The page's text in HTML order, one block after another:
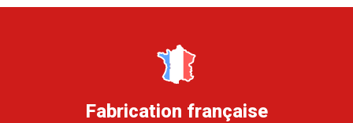
Fabrication française